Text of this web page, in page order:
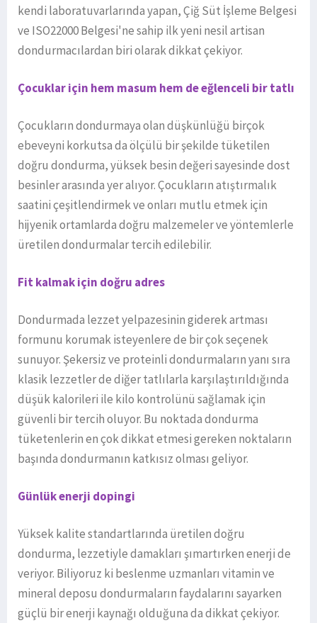
kendi laboratuvarlarında yapan, Çiğ Süt İşleme Belgesi
ve ISO22000 Belgesi'ne sahip ilk yeni nesil artisan
dondurmacılardan biri olarak dikkat çekiyor.
Çocuklar için hem masum hem de eğlenceli bir tatlı
Çocukların dondurmaya olan düşkünlüğü birçok
ebeveyni korkutsa da ölçülü bir şekilde tüketilen
doğru dondurma, yüksek besin değeri sayesinde dost
besinler arasında yer alıyor. Çocukların atıştırmalık
saatini çeşitlendirmek ve onları mutlu etmek için
hijyenik ortamlarda doğru malzemeler ve yöntemlerle
üretilen dondurmalar tercih edilebilir.
Fit kalmak için doğru adres
Dondurmada lezzet yelpazesinin giderek artması
formunu korumak isteyenlere de bir çok seçenek
sunuyor. Şekersiz ve proteinli dondurmaların yanı sıra
klasik lezzetler de diğer tatlılarla karşılaştırıldığında
düşük kalorileri ile kilo kontrolünü sağlamak için
güvenli bir tercih oluyor. Bu noktada dondurma
tüketenlerin en çok dikkat etmesi gereken noktaların
başında dondurmanın katkısız olması geliyor.
Günlük enerji dopingi
Yüksek kalite standartlarında üretilen doğru
dondurma, lezzetiyle damakları şımartırken enerji de
veriyor. Biliyoruz ki beslenme uzmanları vitamin ve
mineral deposu dondurmaların faydalarını sayarken
güçlü bir enerji kaynağı olduğuna da dikkat çekiyor.